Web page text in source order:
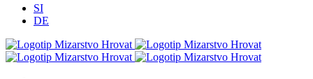
SI
DE